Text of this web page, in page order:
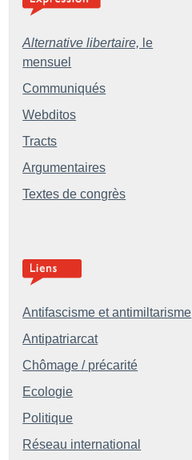
Alternative libertaire, le
mensuel
Communiqués
Webditos
Tracts
Argumentaires
Textes de congrès
Antifascisme et antimiltarisme
Antipatriarcat
Chômage / précarité
Ecologie
Politique
Réseau international